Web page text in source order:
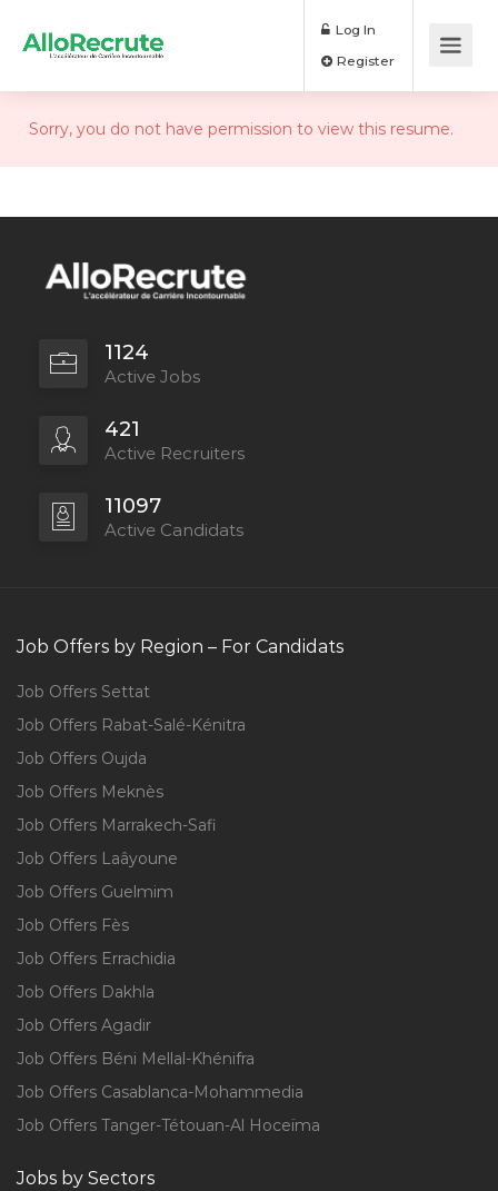
Log In
Sorry, you do not have permission to view this resume.
1124
Active Jobs
421
Active Recruiters
11097
Active Candidats
Job Offers by Region – For Candidats
Job Offers Settat
Job Offers Rabat-Salé-Kénitra
Job Offers Oujda
Job Offers Meknès
Job Offers Marrakech-Safi
Job Offers Laâyoune
Job Offers Guelmim
Job Offers Fès
Job Offers Errachidia
Job Offers Dakhla
Job Offers Agadir
Job Offers Béni Mellal-Khénifra
Job Offers Casablanca-Mohammedia
Job Offers Tanger-Tétouan-Al Hoceïma
Jobs by Sectors